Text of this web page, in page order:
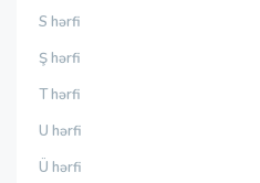
S hərfi
Ş hərfi
T hərfi
U hərfi
Ü hərfi